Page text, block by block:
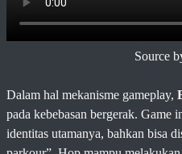
Source
Dalam hal mekanisme gameplay,
pada kebebasan bergerak. Game
identitas utamanya, bahkan bisa